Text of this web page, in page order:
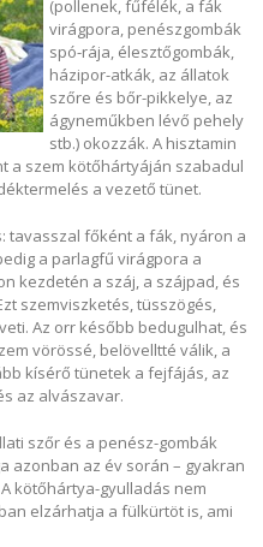
(pollenek, fűfélék, a fák
virágpora, penészgombák
spó-rája, élesztőgombák,
házipor-atkák, az állatok
szőre és bőr-pikkelye, az
ágyneműkben lévő pehely
stb.) okozzák. A hisztamin
a szem kötőhártyáján szabadul
a vezető tünet.
tavasszal főként a fák, nyáron a
a parlagfű virágpora a
kezdetén a száj, a szájpad, és
szemviszketés, tüsszögés,
Az orr később bedugulhat, és
vörössé, belövelltté válik, a
kísérő tünetek a fejfájás, az
az alvászavar.
szőr és a penész-gombák
azonban az év során – gyakran
kötőhártya-gyulladás nem
elzárhatja a fülkürtöt is, ami